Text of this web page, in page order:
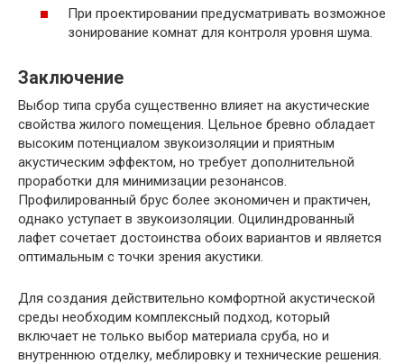
При проектировании предусматривать возможное
зонирование комнат для контроля уровня шума.
Заключение
Выбор типа сруба существенно влияет на акустические
свойства жилого помещения. Цельное бревно обладает
высоким потенциалом звукоизоляции и приятным
акустическим эффектом, но требует дополнительной
проработки для минимизации резонансов.
Профилированный брус более экономичен и практичен,
однако уступает в звукоизоляции. Оцилиндрованный
лафет сочетает достоинства обоих вариантов и является
оптимальным с точки зрения акустики.
Для создания действительно комфортной акустической
среды необходим комплексный подход, который
включает не только выбор материала сруба, но и
внутреннюю отделку, меблировку и технические решения.